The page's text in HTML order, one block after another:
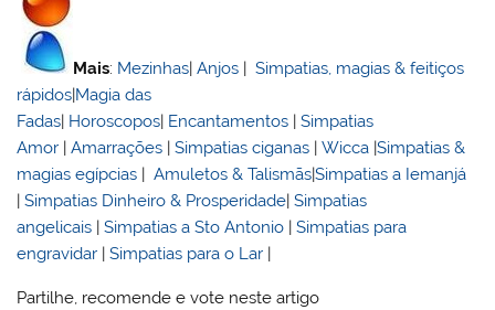
Mais: Mezinhas|Anjos |Simpatias, magias & feitiços
rápidos|Magia das
Fadas| Horoscopos| Encantamentos |Simpatias
Amor |Amarrações |Simpatias ciganas |Wicca |Simpatias &
magias egípcias |Amuletos & Talismãs|Simpatias a Iemanjá
|Simpatias Dinheiro & Prosperidade|Simpatias
angelicais |Simpatias a Sto Antonio |Simpatias para
engravidar |Simpatias para o Lar |
Partilhe, recomende e vote neste artigo